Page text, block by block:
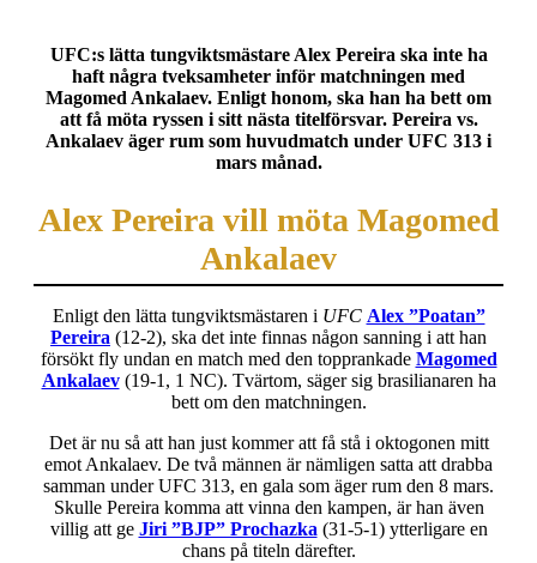
UFC:s lätta tungviktsmästare Alex Pereira ska inte ha
haft några tveksamheter inför matchningen med
Magomed Ankalaev. Enligt honom, ska han ha bett om
att få möta ryssen i sitt nästa titelförsvar. Pereira vs.
Ankalaev äger rum som huvudmatch under UFC 313 i
mars månad.
Alex Pereira vill möta Magomed
Ankalaev
Enligt den lätta tungviktsmästaren i UFC Alex ”Poatan”
Pereira (12-2), ska det inte finnas någon sanning i att han
försökt fly undan en match med den topprankade Magomed
Ankalaev(19-1, 1 NC). Tvärtom, säger sig brasilianaren ha
bett om den matchningen.
Det är nu så att han just kommer att få stå i oktogonen mitt
emot Ankalaev. De två männen är nämligen satta att drabba
samman under UFC 313, en gala som äger rum den 8 mars.
Skulle Pereira komma att vinna den kampen, är han även
villig att ge Jiri ”BJP” Prochazka (31-5-1) ytterligare en
chans på titeln därefter.